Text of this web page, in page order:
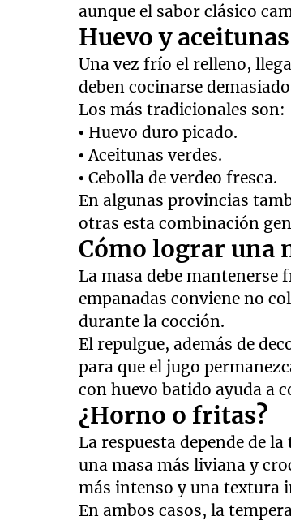
aunque el sabor clásico
Huevo y
Una vez frío el relleno,
deben cocinarse
Los más tradicionales son:
• Huevo duro picado.
• Aceitunas verdes.
• Cebolla de verdeo fresca.
En algunas provincias
otras esta combinación
Cómo lograr una
La masa debe
empanadas conviene no
durante la cocción.
El repulgue, además de
para que el jugo
con huevo batido ayuda a
¿Horno o fritas?
La respuesta depende de
una masa más liviana y
más intenso y una textura
En ambos casos, la